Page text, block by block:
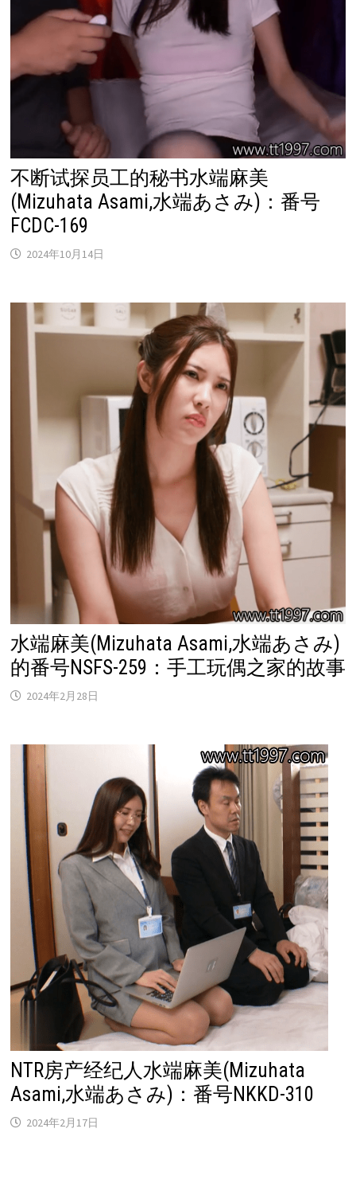
不断试探员工的秘书水端麻美
(Mizuhata Asami,水端あさみ)：番号
FCDC-169
2024年10月14日
水端麻美(Mizuhata Asami,水端あさみ)
的番号NSFS-259：手工玩偶之家的故事
2024年2月28日
NTR房产经纪人水端麻美(Mizuhata
Asami,水端あさみ)：番号NKKD-310
2024年2月17日